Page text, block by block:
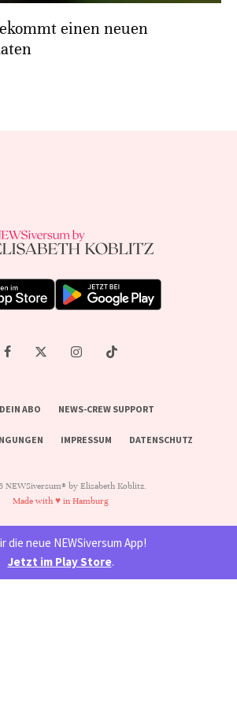
einen neuen
ABO NEWS-CREW SUPPORT
IMPRESSUM DATENSCHUTZ
NEWSiversum® by Elisabeth Koblitz.
Made with ♥ in Hamburg
die neue NEWSiversum App!
Jetzt im Play Store.